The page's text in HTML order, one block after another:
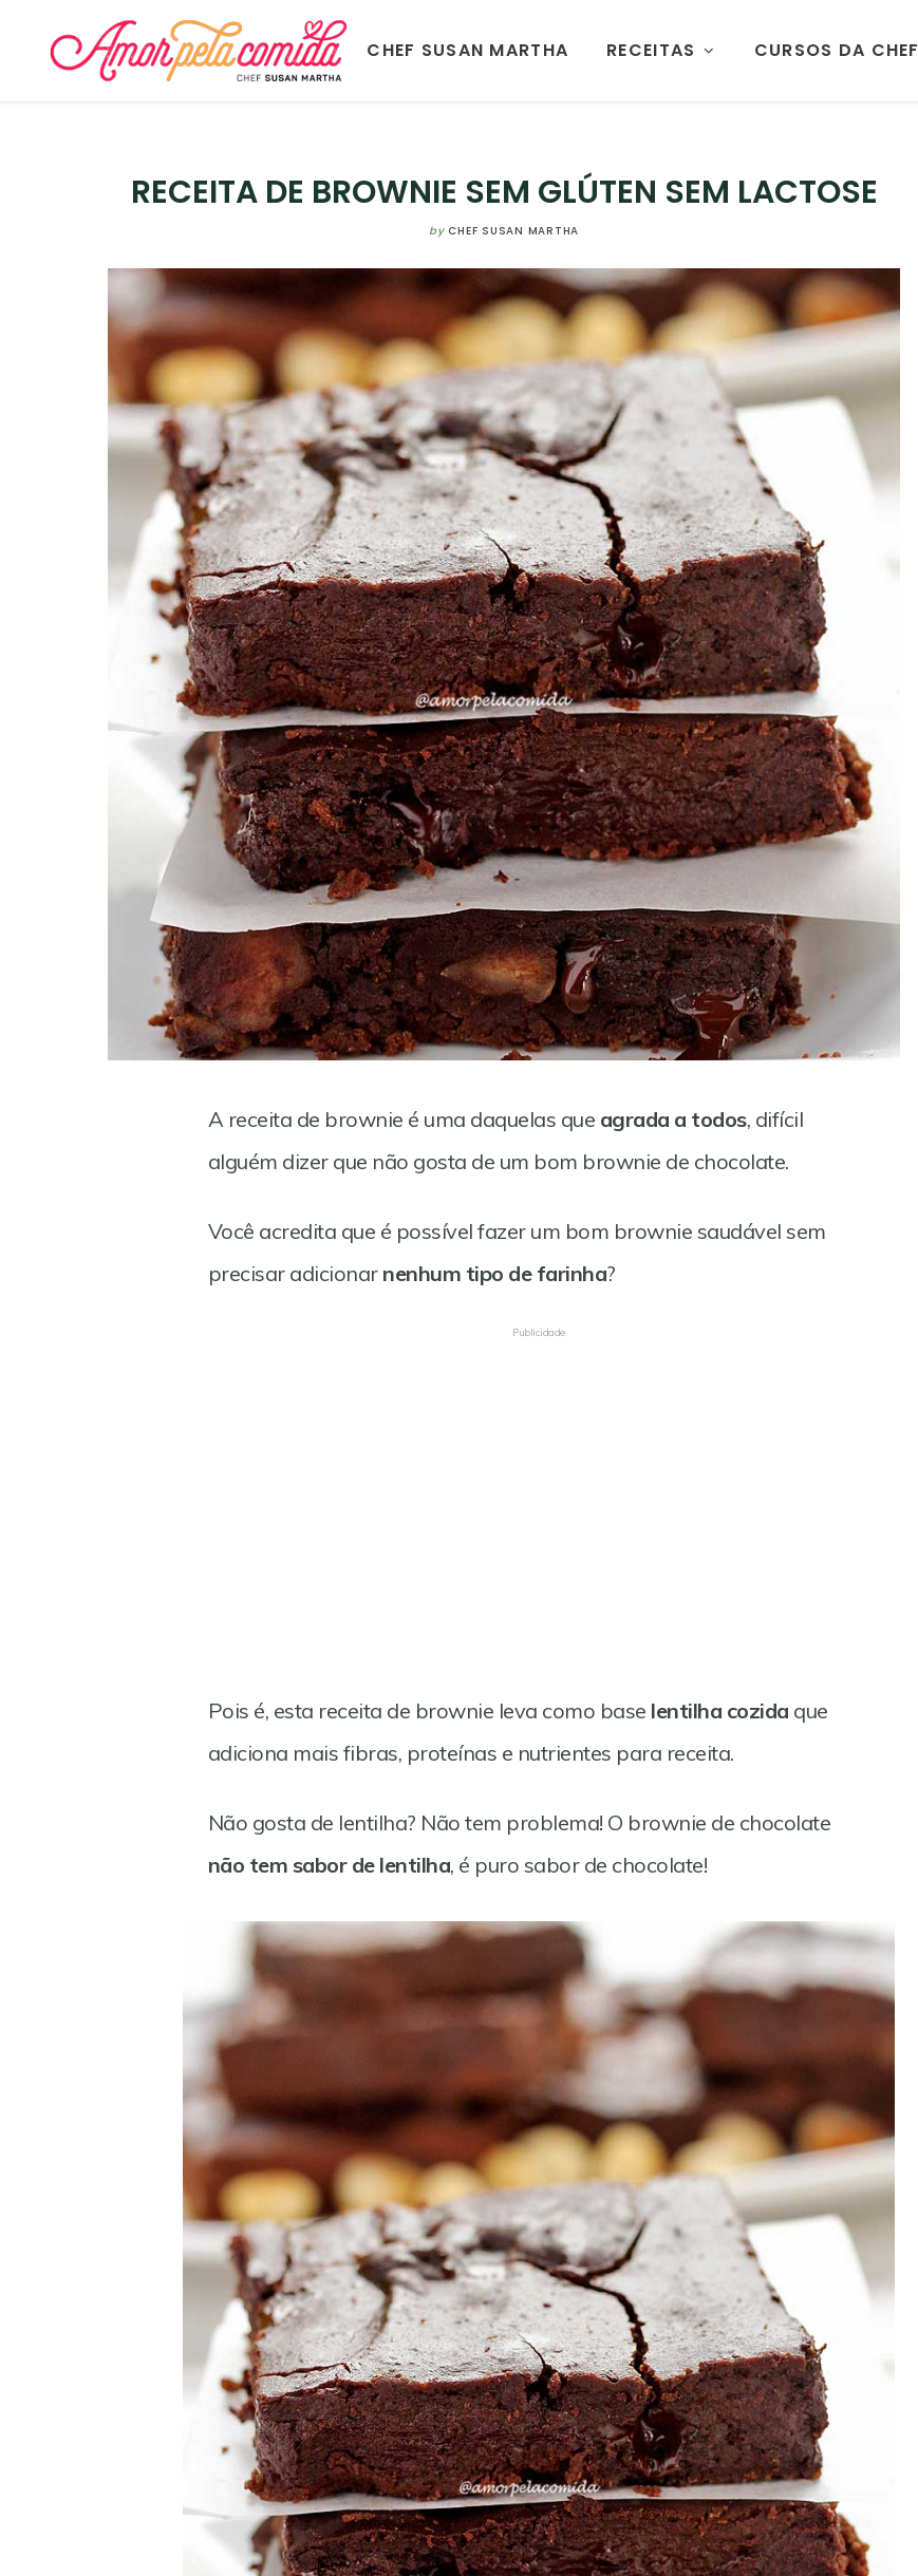
CHEF SUSAN MARTHA RECEITAS CURSOS DA CHEF
RECEITA DE BROWNIE SEM GLÚTEN SEM LACTOSE
by CHEF SUSAN MARTHA
A receita de brownie é uma daquelas que agrada a todos, difícil
alguém dizer que não gosta de um bom brownie de chocolate.
Você acredita que é possível fazer um bom brownie saudável sem
precisar adicionar nenhum tipo de farinha?
Publicidade
Pois é, esta receita de brownie leva como base lentilha cozida que
adiciona mais fibras, proteínas e nutrientes para receita.
Não gosta de lentilha? Não tem problema! O brownie de chocolate
não tem sabor de lentilha, é puro sabor de chocolate!